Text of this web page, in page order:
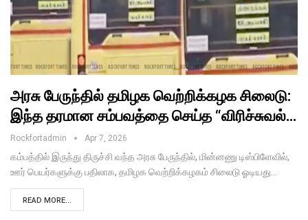
அரசு பேருந்தில் தமிழக வெற்றிக்கழக சிலைடு:
இந்த தரமான சம்பவத்தை செய்த “விரிச்சுவல்…
Rockfortadmin Apr 7, 2026
கம்பத்தில் இருந்து திருச்சி வந்த அரசு பேருந்தில், மின்னணு டிஸ்பிளேவில்,
ஊர் பெயர்களுக்கு பதிலாக, தமிழக வெற்றிக்கழகம் சிலைடு ஓடியது…
READ MORE...